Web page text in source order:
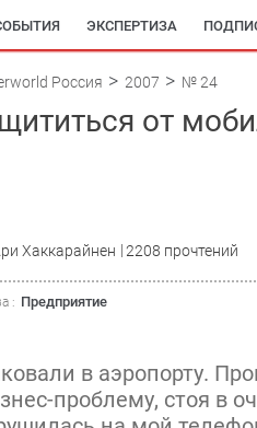
ЭКСПЕРТИЗА
Россия 2007 № 24
от
Хаккарайнен 2208 прочтений
: Предприятие
в аэропорту.
проблему, стоя в